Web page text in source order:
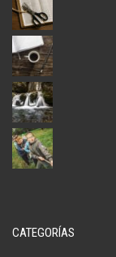
CATEGORÍAS